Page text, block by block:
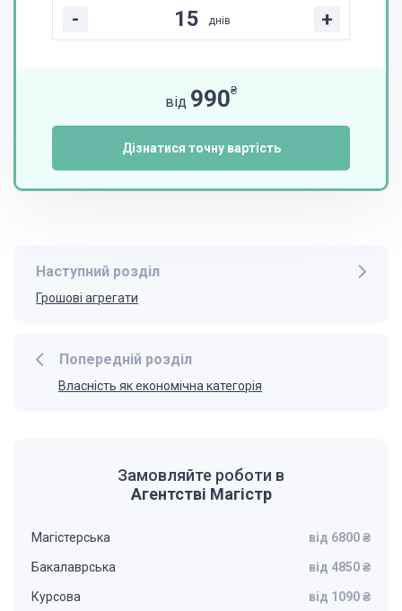
- днів +
від 990₴
Дізнатися точну вартість
Попередній розділ
Власність як економічна категорія
Наступний розділ
Грошові агрегати
Замовляйте роботи в
Агентстві Магістр
Магістерська від 6800 ₴
Бакалаврська від 4850 ₴
Курсова від 1090 ₴